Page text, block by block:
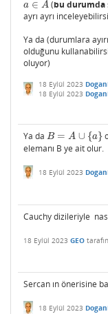
a ∈ A
a∈A (bu durumda
ayrı ayrı
Ya da (durumlara
olduğunu
oluyor)
18 Eylül 2023
18 Eylül 2023
Ya da B = A ∪ {a}
B= A∪{a }
elemanı B ye ait olur.
18 Eylül 2023
Cauchy dizileriyle
18 Eylül 2023 GEO
Sercan ın önerisine
18 Eylül 2023